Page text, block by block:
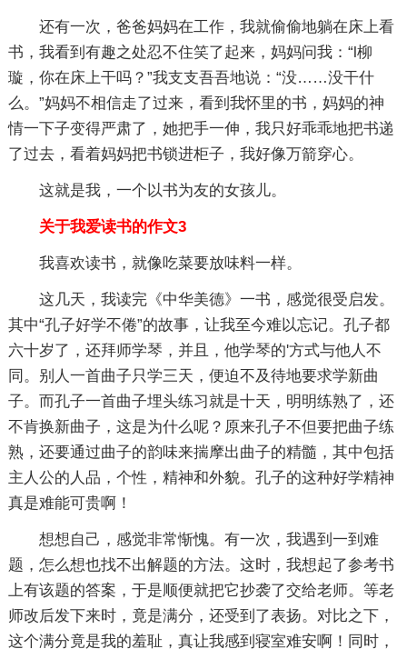
还有一次，爸爸妈妈在工作，我就偷偷地躺在床上看
书，我看到有趣之处忍不住笑了起来，妈妈问我：“l柳
璇，你在床上干吗？”我支支吾吾地说：“没……没干什
么。”妈妈不相信走了过来，看到我怀里的书，妈妈的神
情一下子变得严肃了，她把手一伸，我只好乖乖地把书递
了过去，看着妈妈把书锁进柜子，我好像万箭穿心。
这就是我，一个以书为友的女孩儿。
关于我爱读书的作文3
我喜欢读书，就像吃菜要放味料一样。
这几天，我读完《中华美德》一书，感觉很受启发。
其中“孔子好学不倦”的故事，让我至今难以忘记。孔子都
六十岁了，还拜师学琴，并且，他学琴的'方式与他人不
同。别人一首曲子只学三天，便迫不及待地要求学新曲
子。而孔子一首曲子埋头练习就是十天，明明练熟了，还
不肯换新曲子，这是为什么呢？原来孔子不但要把曲子练
熟，还要通过曲子的韵味来揣摩出曲子的精髓，其中包括
主人公的人品，个性，精神和外貌。孔子的这种好学精神
真是难能可贵啊！
想想自己，感觉非常惭愧。有一次，我遇到一到难
题，怎么想也找不出解题的方法。这时，我想起了参考书
上有该题的答案，于是顺便就把它抄袭了交给老师。等老
师改后发下来时，竟是满分，还受到了表扬。对比之下，
这个满分竟是我的羞耻，真让我感到寝室难安啊！同时，